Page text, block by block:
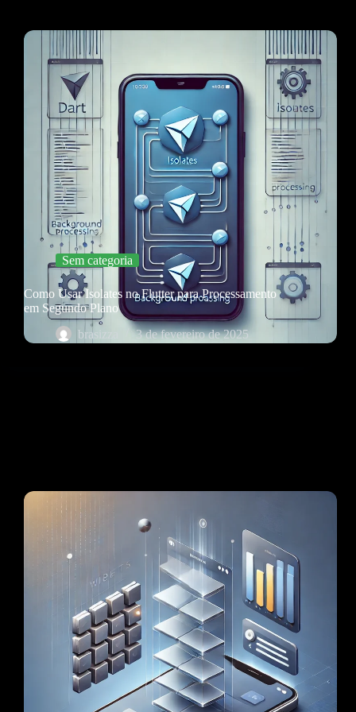
Sem categoria
Como Usar Isolates no Flutter para Processamento
em Segundo Plano
brasizza
3 de fevereiro de 2025